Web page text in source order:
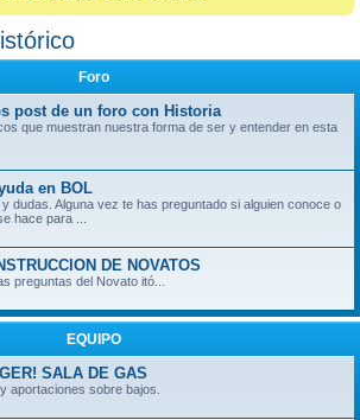
Foro
post de un foro con Historia
que muestran nuestra forma de ser y entender en esta
en BOL
dudas. Alguna vez te has preguntado si alguien conoce o
hace para ...
DE NOVATOS
preguntas del Novato itó...
EQUIPO
SALA DE GAS
aportaciones sobre bajos.